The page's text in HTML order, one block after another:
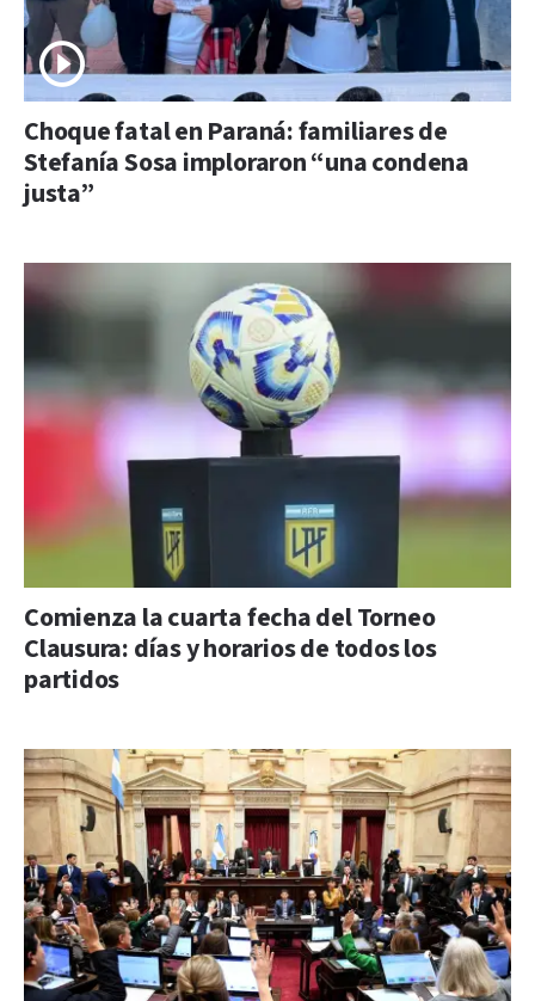
Choque fatal en Paraná: familiares de
Stefanía Sosa imploraron “una condena
justa”
Comienza la cuarta fecha del Torneo
Clausura: días y horarios de todos los
partidos